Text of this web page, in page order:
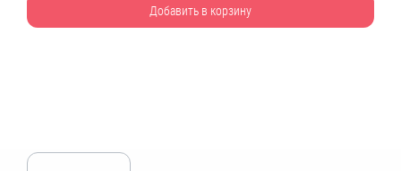
Добавить в корзину